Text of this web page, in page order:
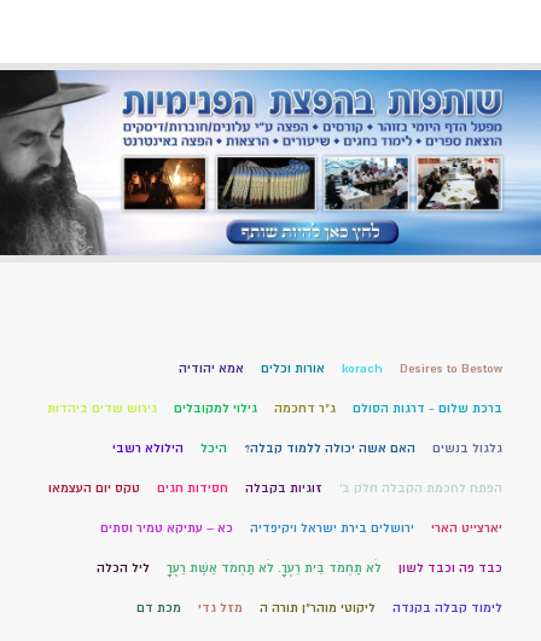
Desires to Bestow
korach אורות וכלים אמא יהודיה
ברכת שלום - דרגות הסולם ג"ר דחכמה גילוי למקובלים גירוש שדים ביהדות
גלגול בנשים האם אשה יכולה ללמוד קבלה? היכל הילולא רשבי
הפתח לחכמת הקבלה חלק ב' זוגיות בקבלה חסידות חגים טקס יום העצמאו
יארצייט הארי ירושלים בירת ישראל ויקיפדיה כא – עתיקא טמיר וסתים
כבד פה וכבד לשון לֹא תַחְמֹד בֵּית רֵעֶךָ. לֹא תַחְמֹד אֵשֶׁת רֵעֶךָ ליל הכלה
לימוד קבלה בקנדה ליקוטי מוהר"ן תורה ה מזל גדי מכת דם